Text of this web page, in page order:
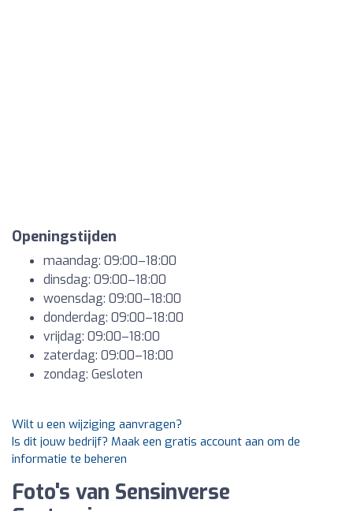
Openingstijden
maandag: 09:00–18:00
dinsdag: 09:00–18:00
woensdag: 09:00–18:00
donderdag: 09:00–18:00
vrijdag: 09:00–18:00
zaterdag: 09:00–18:00
zondag: Gesloten
Wilt u een wijziging aanvragen?
Is dit jouw bedrijf? Maak een gratis account aan om de
informatie te beheren
Foto's van Sensinverse